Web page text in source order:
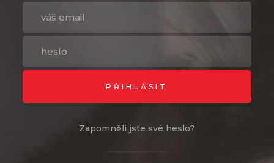
PŘIHLÁSIT
Zapomněli jste své heslo?